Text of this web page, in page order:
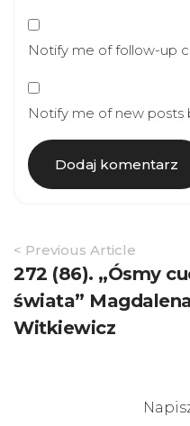
Notify me of follow-up
Notify me of new posts
Article
Navigation
< Previous Article
272 (86). „Ósmy
świata”
Witkiewicz